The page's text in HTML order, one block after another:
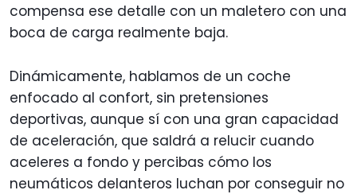
compensa ese detalle con un maletero con una
boca de carga realmente baja.
Dinámicamente, hablamos de un coche
enfocado al confort, sin pretensiones
deportivas, aunque sí con una gran capacidad
de aceleración, que saldrá a relucir cuando
aceleres a fondo y percibas cómo los
neumáticos delanteros luchan por conseguir no